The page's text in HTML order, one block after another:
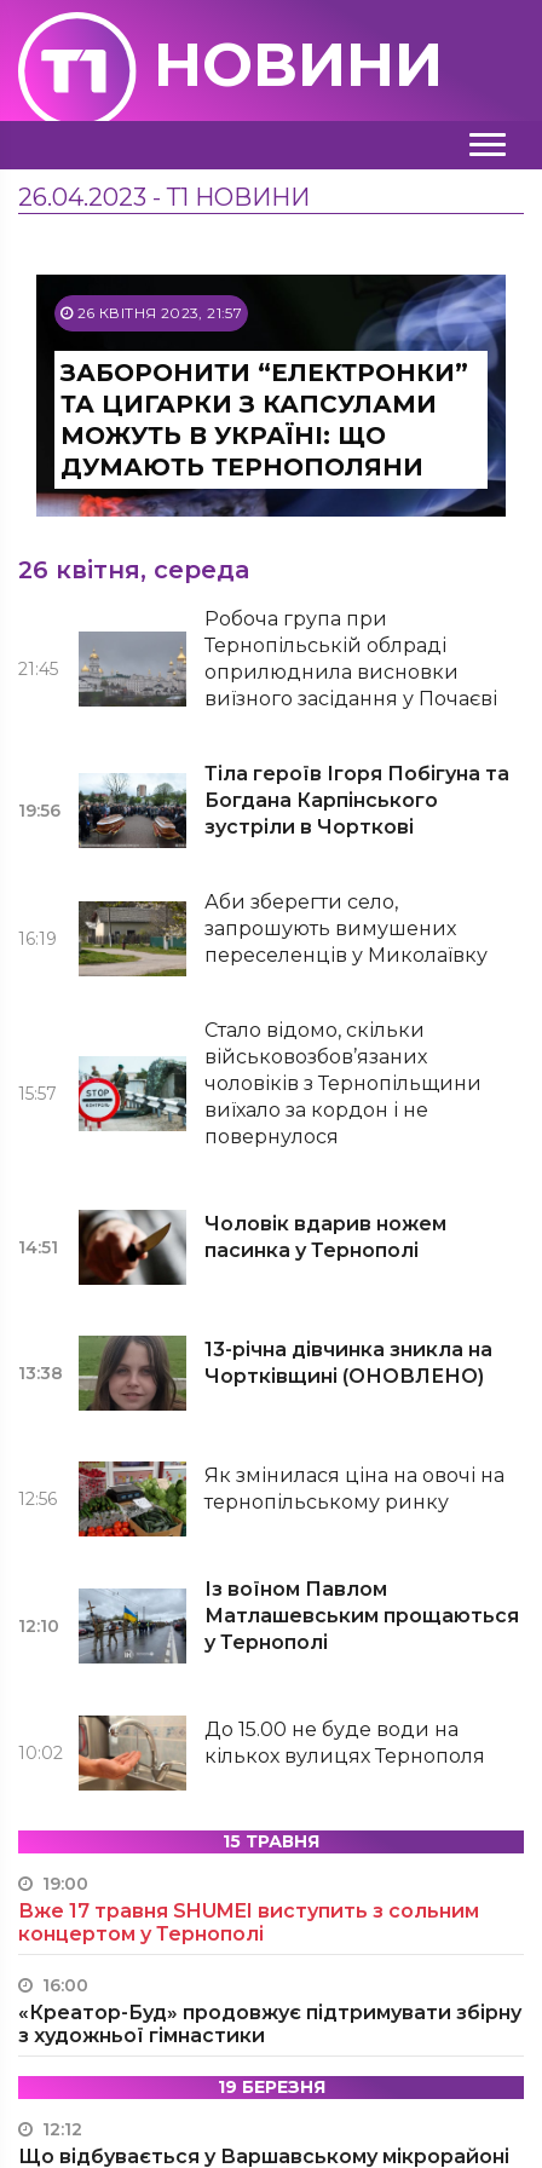
НОВИНИ
26.04.2023 - Т1 НОВИНИ
26 КВІТНЯ 2023, 21:57
ЗАБОРОНИТИ “ЕЛЕКТРОНКИ”
ТА ЦИГАРКИ З КАПСУЛАМИ
МОЖУТЬ В УКРАЇНІ: ЩО
ДУМАЮТЬ ТЕРНОПОЛЯНИ
26 квітня, середа
21:45
Робоча група при
Тернопільській облраді
оприлюднила висновки
виїзного засідання у Почаєві
19:56
Тіла героїв Ігоря Побігуна та
Богдана Карпінського
зустріли в Чорткові
16:19
Аби зберегти село,
запрошують вимушених
переселенців у Миколаївку
15:57
Стало відомо, скільки
військовозбов’язаних
чоловіків з Тернопільщини
виїхало за кордон і не
повернулося
14:51
Чоловік вдарив ножем
пасинка у Тернополі
13:38
13-річна дівчинка зникла на
Чортківщині (ОНОВЛЕНО)
12:56
Як змінилася ціна на овочі на
тернопільському ринку
12:10
Із воїном Павлом
Матлашевським прощаються
у Тернополі
10:02
До 15.00 не буде води на
кількох вулицях Тернополя
15 ТРАВНЯ
19:00
Вже 17 травня SHUMEI виступить з сольним
концертом у Тернополі
16:00
«Креатор-Буд» продовжує підтримувати збірну
з художньої гімнастики
19 БЕРЕЗНЯ
12:12
Що відбувається у Варшавському мікрорайоні